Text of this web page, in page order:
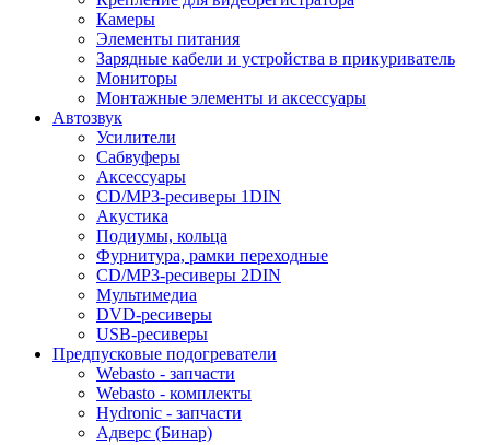
Камеры
Элементы питания
Зарядные кабели и устройства в прикуриватель
Мониторы
Монтажные элементы и аксессуары
Автозвук
Усилители
Сабвуферы
Аксессуары
CD/MP3-ресиверы 1DIN
Акустика
Подиумы, кольца
Фурнитура, рамки переходные
CD/MP3-ресиверы 2DIN
Мультимедиа
DVD-ресиверы
USB-ресиверы
Предпусковые подогреватели
Webasto - запчасти
Webasto - комплекты
Hydronic - запчасти
Адверс (Бинар)